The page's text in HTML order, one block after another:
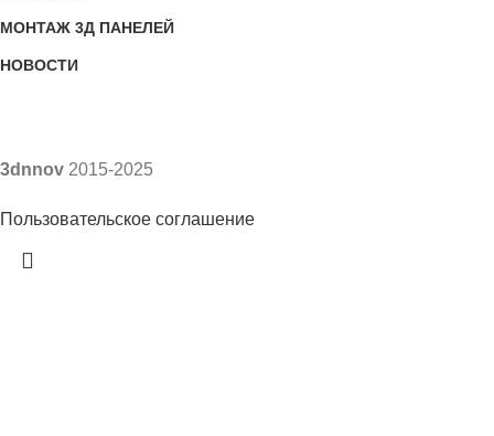
МОНТАЖ 3Д ПАНЕЛЕЙ
НОВОСТИ
3dnnov 2015-2025
Пользовательское соглашение